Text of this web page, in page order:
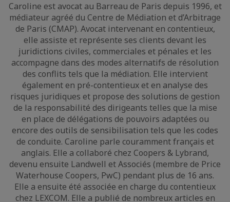
Caroline est avocat au Barreau de Paris depuis 1996, et
médiateur agréé du Centre de Médiation et d’Arbitrage
de Paris (CMAP). Avocat intervenant en contentieux,
elle assiste et représente ses clients devant les
juridictions civiles, commerciales et pénales et les
accompagne dans des modes alternatifs de résolution
des conflits tels que la médiation. Elle intervient
également en pré-contentieux et en analyse des
risques juridiques et propose des solutions de gestion
de la responsabilité des dirigeants telles que la mise
en place de délégations de pouvoirs adaptées ou
encore des outils de sensibilisation tels que les codes
de conduite. Caroline parle couramment français et
anglais. Elle a collaboré chez Coopers & Lybrand,
devenu ensuite Landwell et Associés (membre de Price
Waterhouse Coopers, PwC) pendant plus de 16 ans.
Elle a ensuite été associée en charge du contentieux
chez LEXCOM. Elle a publié de nombreux articles en